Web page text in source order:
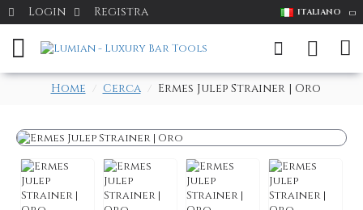
Login Registra ITALIANO
Home Cerca Ermes Julep Strainer | Oro